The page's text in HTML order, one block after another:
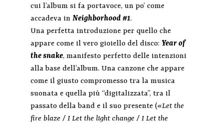
cui l’album si fa portavoce, un po’ come
accadeva in Neighborhood #1.
Una perfetta introduzione per quello che
appare come il vero gioiello del disco: Year of
the snake, manifesto perfetto delle intenzioni
alla base dell’album. Una canzone che appare
come il giusto compromesso tra la musica
suonata e quella più “digitalizzata”, tra il
passato della band e il suo presente («Let the
fire blaze / I Let the light change / I Let the